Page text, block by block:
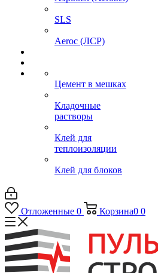
SLS
Aeroc (ЛСР)
Цемент в мешках
Кладочные
растворы
Клей для
теплоизоляции
Клей для блоков
Отложенные 0 Корзина0 0